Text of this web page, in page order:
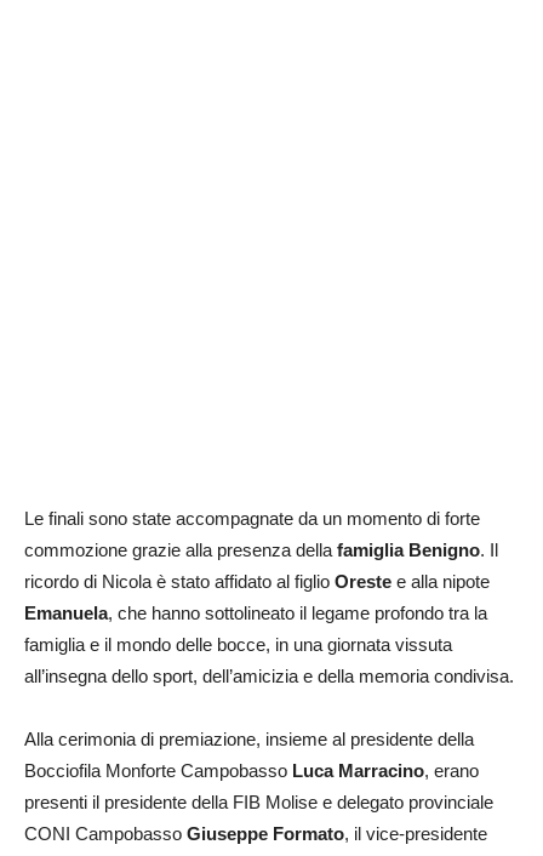
Le finali sono state accompagnate da un momento di forte
commozione grazie alla presenza della famiglia Benigno. Il
ricordo di Nicola è stato affidato al figlio Oreste e alla nipote
Emanuela, che hanno sottolineato il legame profondo tra la
famiglia e il mondo delle bocce, in una giornata vissuta
all’insegna dello sport, dell’amicizia e della memoria condivisa.
Alla cerimonia di premiazione, insieme al presidente della
Bocciofila Monforte Campobasso Luca Marracino, erano
presenti il presidente della FIB Molise e delegato provinciale
CONI Campobasso Giuseppe Formato, il vice‑presidente